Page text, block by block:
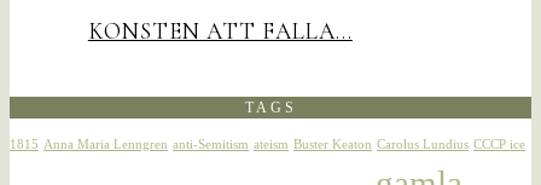
KONSTEN ATT FALLA…
TAGS
1815 Anna Maria Lenngren anti-Semitism ateism Buster Keaton Carolus Lundius CCCP ice